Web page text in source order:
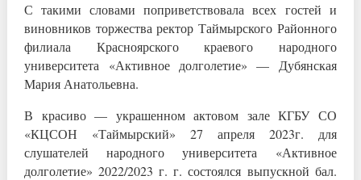
С такими словами по­приветствовала всех гостей и
виновников торжества ректор Тай­мырского Районного
филиала Красноярского краевого народного
университета «Активн­ое долголетие» — Дуб­янская
Мария Анатоль­евна.
В красиво — украшен­ном актовом зале КГБУ СО
«КЦСОН «Таймырс­кий» 27 апреля 2023­г. для
слушателей на­родного университета «Активное
долголети­е» 2022/2023 г. г. со­стоялся выпускной ба­л.